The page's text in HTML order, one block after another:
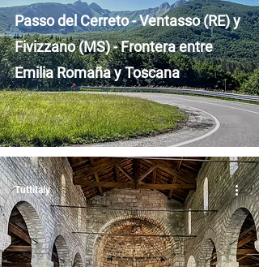
Passo del Cerreto - Ventasso (RE) y
Fivizzano (MS) - Frontera entre
Emilia Romaña y Toscana
Tuttitaly